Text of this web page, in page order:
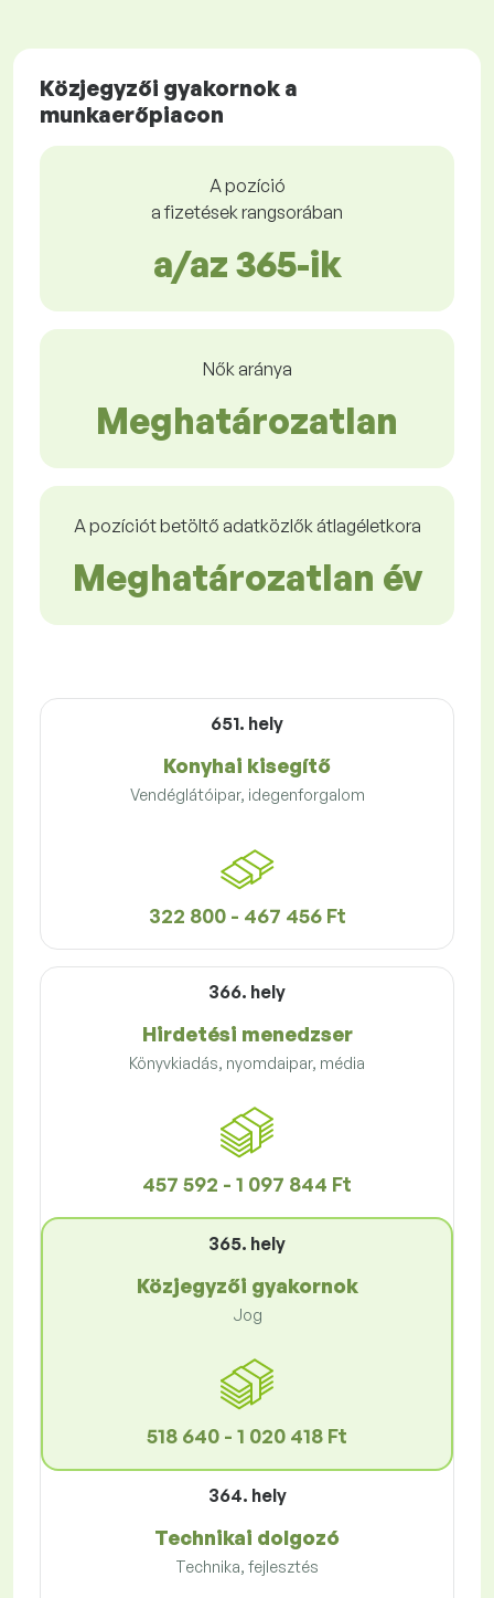
Közjegyzői gyakornok a
munkaerőpiacon
A pozíció
a fizetések rangsorában
a/az 365-ik
Nők aránya
Meghatározatlan
A pozíciót betöltő adatközlők átlagéletkora
Meghatározatlan év
651. hely
Konyhai kisegítő
Vendéglátóipar, idegenforgalom
322 800 - 467 456 Ft
366. hely
Hirdetési menedzser
Könyvkiadás, nyomdaipar, média
457 592 - 1 097 844 Ft
365. hely
Közjegyzői gyakornok
Jog
518 640 - 1 020 418 Ft
364. hely
Technikai dolgozó
Technika, fejlesztés